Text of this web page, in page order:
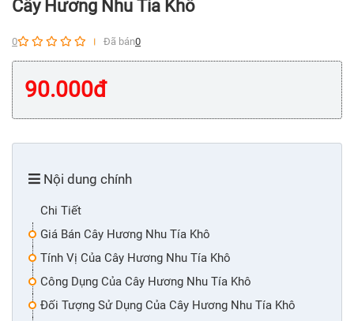
Cây Hương Nhu Tía Khô
0 Đã bán0
90.000đ
Nội dung chính
Chi Tiết
Giá Bán Cây Hương Nhu Tía Khô
Tính Vị Của Cây Hương Nhu Tía Khô
Công Dụng Của Cây Hương Nhu Tía Khô
Đối Tượng Sử Dụng Của Cây Hương Nhu Tía Khô